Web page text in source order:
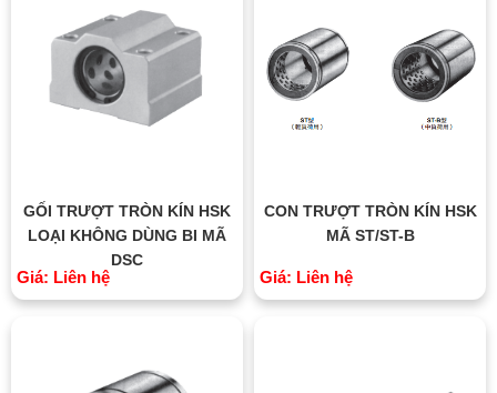
GỐI TRƯỢT TRÒN KÍN HSK
LOẠI KHÔNG DÙNG BI MÃ
DSC
Giá: Liên hệ
CON TRƯỢT TRÒN KÍN HSK
MÃ ST/ST-B
Giá: Liên hệ